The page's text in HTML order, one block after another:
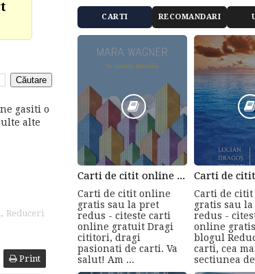
gasiti o
alte
, Reduceri
Print
CARTI RECOMANDARI
Carti de citit online gratis sau la pret redus - citeste carti online gratuit din cele mai mari librarii online!
Carti de citit online
gratis sau la pret
redus - citeste carti
online gratuit Dragi
cititori, dragi
pasionati de carti. Va
salut! Am ...
Carti de
gratis sau
redus -
online
blogul
carti, cea
sectiunea